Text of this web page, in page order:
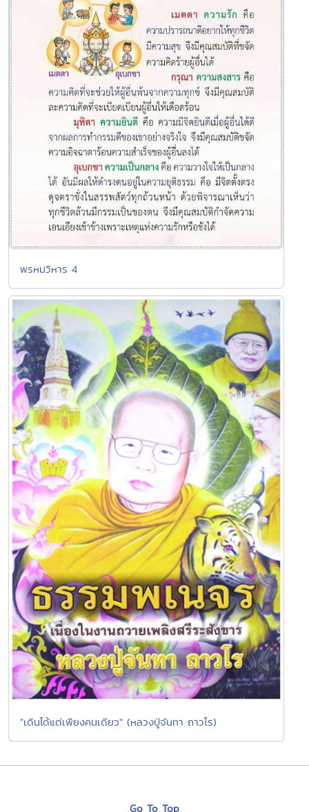
พรหมวิหาร 4
"เดินได้แต่เพียงคนเดียว" (หลวงปู่จันทา ถาวโร)
Go To Top